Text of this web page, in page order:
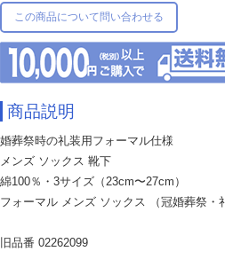
この商品について問い合わせる
商品説明
婚葬祭時の礼装用フォーマル仕様
メンズ ソックス 靴下
綿100％・3サイズ（23cm〜27cm）
フォーマル メンズ ソックス （冠婚葬祭・
旧品番 02262099